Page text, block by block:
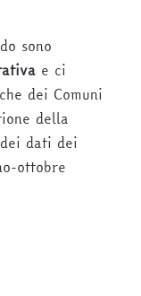
sono
e ci
dei Comuni
della
dati dei
ottobre